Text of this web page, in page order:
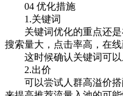
04 优化措施
1.关键词
关键词优化的重点还是
搜索量大，点击率高，在线
这时候确认关键词可以
2.出价
可以尝试人群高溢价搭